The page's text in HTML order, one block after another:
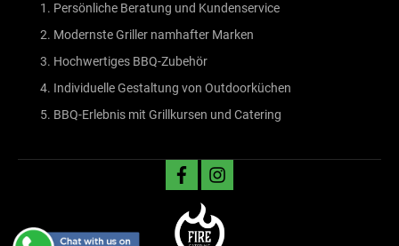
Persönliche Beratung und Kundenservice
Modernste Griller namhafter Marken
Hochwertiges BBQ-Zubehör
Individuelle Gestaltung von Outdoorküchen
BBQ-Erlebnis mit Grillkursen und Catering
facebookinstagram